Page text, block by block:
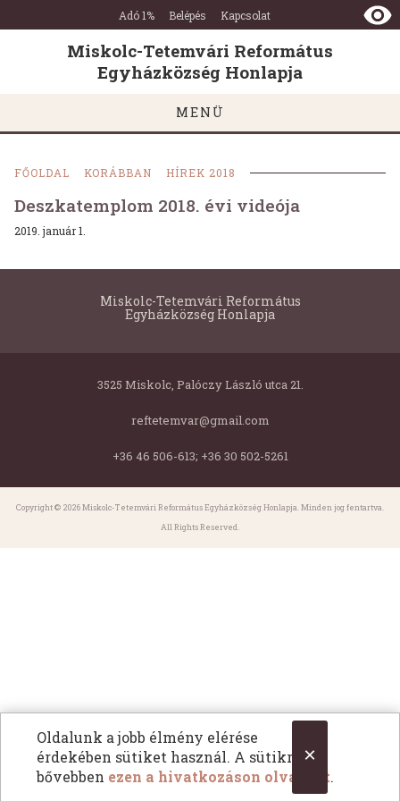
×
Oldalunk a jobb élmény elérése
érdekében sütiket használ. A sütikről
bővebben ezen a hivatkozáson olvashat.
Miskolc-
Tetemvári
Református
Egyházközség
Honlapja
Ugrás a tartalomra
Ugrás a láblécre
Adó 1% Belépés Kapcsolat
Miskolc-Tetemvári Református
Egyházközség Honlapja
MENÜ
FŐOLDAL KORÁBBAN HÍREK 2018
Deszkatemplom 2018. évi videója
2019. január 1.
Miskolc-Tetemvári Református
Egyházközség Honlapja
3525 Miskolc, Palóczy László utca 21.
reftetemvar@gmail.com
+36 46 506-613; +36 30 502-5261
Copyright © 2026 Miskolc-Tetemvári Református Egyházközség Honlapja. Minden jog fentartva.
All Rights Reserved.